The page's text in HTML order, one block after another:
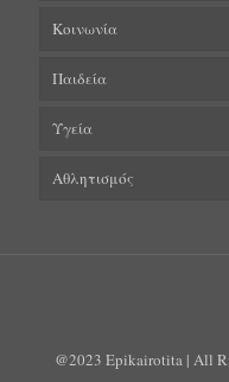
Κοινωνία
Παιδεία
Υγεία
Αθλητισμός
@2023 Epikairotita | All